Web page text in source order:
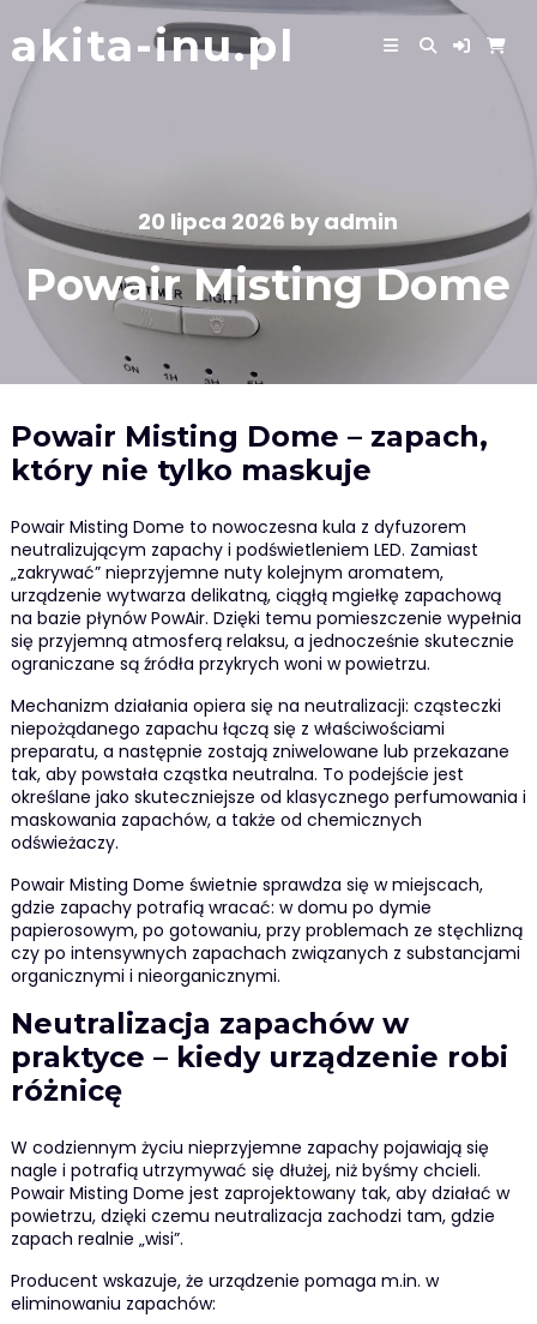
to
content
akita-inu.pl
20 lipca 2026 by admin
Powair Misting Dome
Powair Misting Dome – zapach,
który nie tylko maskuje
Powair Misting Dome to nowoczesna kula z dyfuzorem
neutralizującym zapachy i podświetleniem LED. Zamiast
„zakrywać” nieprzyjemne nuty kolejnym aromatem,
urządzenie wytwarza delikatną, ciągłą mgiełkę zapachową
na bazie płynów PowAir. Dzięki temu pomieszczenie wypełnia
się przyjemną atmosferą relaksu, a jednocześnie skutecznie
ograniczane są źródła przykrych woni w powietrzu.
Mechanizm działania opiera się na neutralizacji: cząsteczki
niepożądanego zapachu łączą się z właściwościami
preparatu, a następnie zostają zniwelowane lub przekazane
tak, aby powstała cząstka neutralna. To podejście jest
określane jako skuteczniejsze od klasycznego perfumowania i
maskowania zapachów, a także od chemicznych
odświeżaczy.
Powair Misting Dome świetnie sprawdza się w miejscach,
gdzie zapachy potrafią wracać: w domu po dymie
papierosowym, po gotowaniu, przy problemach ze stęchlizną
czy po intensywnych zapachach związanych z substancjami
organicznymi i nieorganicznymi.
Neutralizacja zapachów w
praktyce – kiedy urządzenie robi
różnicę
W codziennym życiu nieprzyjemne zapachy pojawiają się
nagle i potrafią utrzymywać się dłużej, niż byśmy chcieli.
Powair Misting Dome jest zaprojektowany tak, aby działać w
powietrzu, dzięki czemu neutralizacja zachodzi tam, gdzie
zapach realnie „wisi”.
Producent wskazuje, że urządzenie pomaga m.in. w
eliminowaniu zapachów: